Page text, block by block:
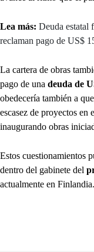
Lea más: Deuda estatal
reclaman pago de US$
La cartera de obras
pago de una deuda de
obedecería también a
escasez de proyectos en
inaugurando obras
Estos cuestionamientos
dentro del gabinete del
actualmente en Finlandia.